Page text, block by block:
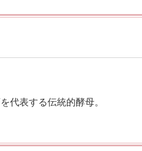
代表する伝統的酵母。